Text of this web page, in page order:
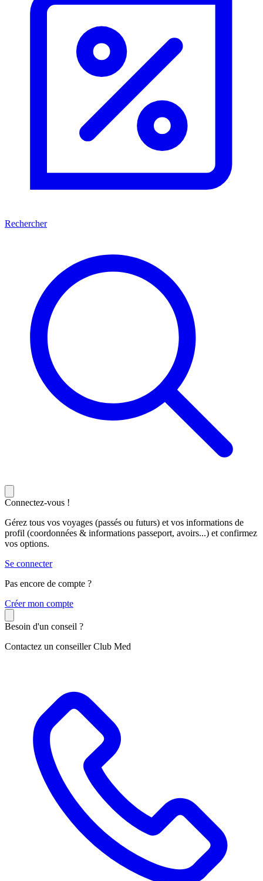
Rechercher
Connectez-vous !
Gérez tous vos voyages (passés ou futurs) et vos informations de
profil (coordonnées & informations passeport, avoirs...) et confirmez
vos options.
Se connecter
Pas encore de compte ?
Créer mon compte
Besoin d'un conseil ?
Contactez un conseiller Club Med